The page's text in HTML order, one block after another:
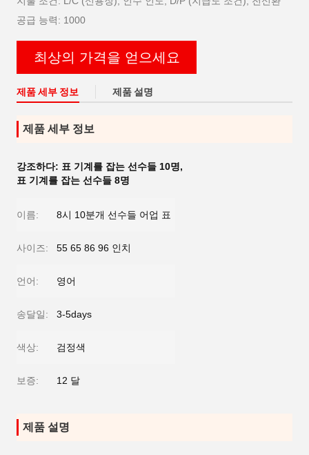
공급 능력: 1000
최상의 가격을 얻으세요
제품 세부 정보 제품 설명
제품 세부 정보
강조하다: 표 기계를 잡는 선수들 10명,
표 기계를 잡는 선수들 8명
이름: 8시 10분개 선수들 어업 표
사이즈: 55 65 86 96 인치
언어: 영어
송달일: 3-5days
색상: 검정색
보증: 12 달
제품 설명